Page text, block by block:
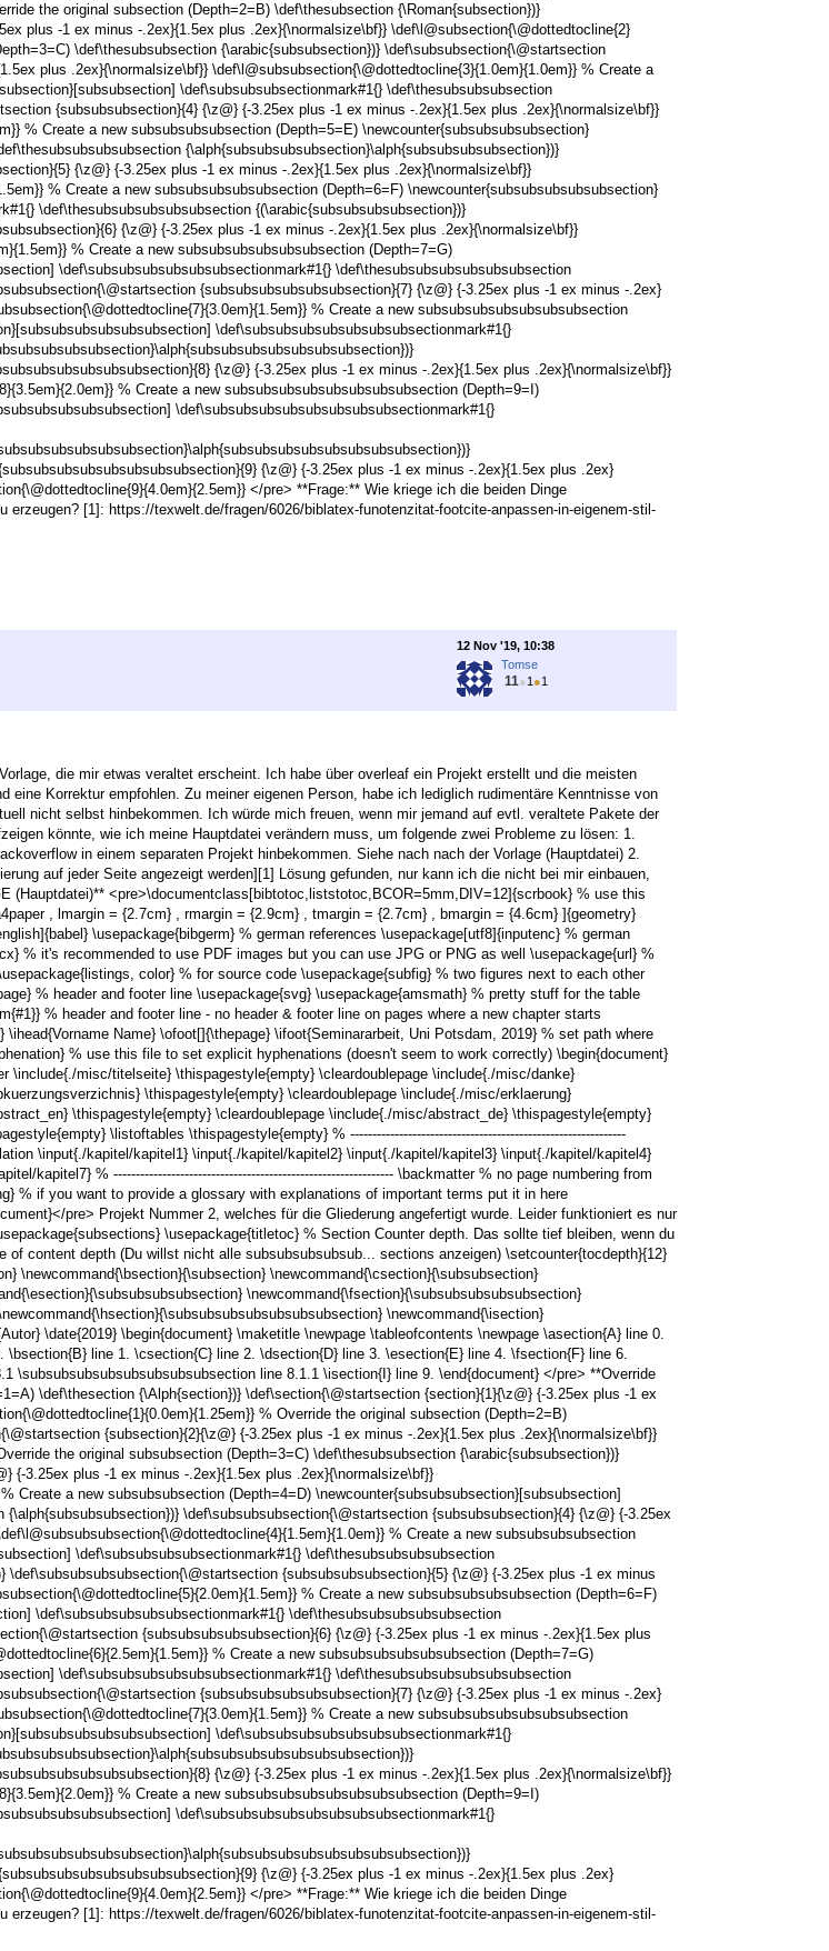
the original subsection (Depth=2=B) \def\thesubsection {\Roman{subsection})}
plus -1 ex minus -.2ex}{1.5ex plus .2ex}{\normalsize\bf}} \def\l@subsection{\@dottedtocline{2}
\def\thesubsubsection {\arabic{subsubsection})} \def\subsubsection{\@startsection
plus .2ex}{\normalsize\bf}} \def\l@subsubsection{\@dottedtocline{3}{1.0em}{1.0em}} % Create a
\def\subsubsubsectionmark#1{} \def\thesubsubsubsection
{subsubsubsection}{4} {\z@} {-3.25ex plus -1 ex minus -.2ex}{1.5ex plus .2ex}{\normalsize\bf}}
% Create a new subsubsubsubsection (Depth=5=E) \newcounter{subsubsubsubsection}
{\alph{subsubsubsubsection}\alph{subsubsubsubsection})}
{\z@} {-3.25ex plus -1 ex minus -.2ex}{1.5ex plus .2ex}{\normalsize\bf}}
% Create a new subsubsubsubsubsection (Depth=6=F) \newcounter{subsubsubsubsubsection}
\def\thesubsubsubsubsubsection {(\arabic{subsubsubsubsection})}
{\z@} {-3.25ex plus -1 ex minus -.2ex}{1.5ex plus .2ex}{\normalsize\bf}}
% Create a new subsubsubsubsubsubsection (Depth=7=G)
\def\subsubsubsubsubsubsectionmark#1{} \def\thesubsubsubsubsubsubsection
{subsubsubsubsubsubsection}{7} {\z@} {-3.25ex plus -1 ex minus -.2ex}
% Create a new subsubsubsubsubsubsubsection
\def\subsubsubsubsubsubsubsectionmark#1{}
{\z@} {-3.25ex plus -1 ex minus -.2ex}{1.5ex plus .2ex}{\normalsize\bf}}
% Create a new subsubsubsubsubsubsubsubsection (Depth=9=I)
\def\subsubsubsubsubsubsubsubsectionmark#1{}
{\z@} {-3.25ex plus -1 ex minus -.2ex}{1.5ex plus .2ex}
</pre> **Frage:** Wie kriege ich die beiden Dinge
erzeugen? [1]: https://texwelt.de/fragen/6026/biblatex-funotenzitat-footcite-anpassen-in-eigenem-stil-
12 Nov '19, 10:38
Tomse
11●1 ●1
die mir etwas veraltet erscheint. Ich habe über overleaf ein Projekt erstellt und die meisten
eine Korrektur empfohlen. Zu meiner eigenen Person, habe ich lediglich rudimentäre Kenntnisse von
nicht selbst hinbekommen. Ich würde mich freuen, wenn mir jemand auf evtl. veraltete Pakete der
könnte, wie ich meine Hauptdatei verändern muss, um folgende zwei Probleme zu lösen: 1.
in einem separaten Projekt hinbekommen. Siehe nach nach der Vorlage (Hauptdatei) 2.
auf jeder Seite angezeigt werden][1] Lösung gefunden, nur kann ich die nicht bei mir einbauen,
(Hauptdatei)** <pre>\documentclass[bibtotoc,liststotoc,BCOR=5mm,DIV=12]{scrbook} % use this
, lmargin = {2.7cm} , rmargin = {2.9cm} , tmargin = {2.7cm} , bmargin = {4.6cm} ]{geometry}
\usepackage{bibgerm} % german references \usepackage[utf8]{inputenc} % german
% it's recommended to use PDF images but you can use JPG or PNG as well \usepackage{url} %
color} % for source code \usepackage{subfig} % two figures next to each other
% header and footer line \usepackage{svg} \usepackage{amsmath} % pretty stuff for the table
% header and footer line - no header & footer line on pages where a new chapter starts
Name} \ofoot[]{\thepage} \ifoot{Seminararbeit, Uni Potsdam, 2019} % set path where
% use this file to set explicit hyphenations (doesn't seem to work correctly) \begin{document}
\include{./misc/titelseite} \thispagestyle{empty} \cleardoublepage \include{./misc/danke}
\thispagestyle{empty} \cleardoublepage \include{./misc/erklaerung}
\thispagestyle{empty} \cleardoublepage \include{./misc/abstract_de} \thispagestyle{empty}
\listoftables \thispagestyle{empty} % --------------------------------------------------------------
\input{./kapitel/kapitel1} \input{./kapitel/kapitel2} \input{./kapitel/kapitel3} \input{./kapitel/kapitel4}
kapitel7} % --------------------------------------------------------------- \backmatter % no page numbering from
% if you want to provide a glossary with explanations of important terms put it in here
pre> Projekt Nummer 2, welches für die Gliederung angefertigt wurde. Leider funktioniert es nur
\usepackage{titletoc} % Section Counter depth. Das sollte tief bleiben, wenn du
of content depth (Du willst nicht alle subsubsubsubsub... sections anzeigen) \setcounter{tocdepth}{12}
\newcommand{\bsection}{\subsection} \newcommand{\csection}{\subsubsection}
\newcommand{\fsection}{\subsubsubsubsubsection}
\newcommand{\isection}
\date{2019} \begin{document} \maketitle \newpage \tableofcontents \newpage \asection{A} line 0.
line 1. \csection{C} line 2. \dsection{D} line 3. \esection{E} line 4. \fsection{F} line 6.
\subsubsubsubsubsubsubsubsection line 8.1.1 \isection{I} line 9. \end{document} </pre> **Override
\def\thesection {\Alph{section})} \def\section{\@startsection {section}{1}{\z@} {-3.25ex plus -1 ex
% Override the original subsection (Depth=2=B)
{subsection}{2}{\z@} {-3.25ex plus -1 ex minus -.2ex}{1.5ex plus .2ex}{\normalsize\bf}}
the original subsubsection (Depth=3=C) \def\thesubsubsection {\arabic{subsubsection})}
{-3.25ex plus -1 ex minus -.2ex}{1.5ex plus .2ex}{\normalsize\bf}}
Create a new subsubsubsection (Depth=4=D) \newcounter{subsubsubsection}[subsubsection]
\def\subsubsubsection{\@startsection {subsubsubsection}{4} {\z@} {-3.25ex
% Create a new subsubsubsubsection
\def\subsubsubsubsectionmark#1{} \def\thesubsubsubsubsection
\def\subsubsubsubsection{\@startsection {subsubsubsubsection}{5} {\z@} {-3.25ex plus -1 ex minus
% Create a new subsubsubsubsubsection (Depth=6=F)
\def\subsubsubsubsubsectionmark#1{} \def\thesubsubsubsubsubsection
{subsubsubsubsubsection}{6} {\z@} {-3.25ex plus -1 ex minus -.2ex}{1.5ex plus
% Create a new subsubsubsubsubsubsection (Depth=7=G)
\def\subsubsubsubsubsubsectionmark#1{} \def\thesubsubsubsubsubsubsection
{subsubsubsubsubsubsection}{7} {\z@} {-3.25ex plus -1 ex minus -.2ex}
% Create a new subsubsubsubsubsubsubsection
\def\subsubsubsubsubsubsubsectionmark#1{}
{\z@} {-3.25ex plus -1 ex minus -.2ex}{1.5ex plus .2ex}{\normalsize\bf}}
% Create a new subsubsubsubsubsubsubsubsection (Depth=9=I)
\def\subsubsubsubsubsubsubsubsectionmark#1{}
{\z@} {-3.25ex plus -1 ex minus -.2ex}{1.5ex plus .2ex}
</pre> **Frage:** Wie kriege ich die beiden Dinge
erzeugen? [1]: https://texwelt.de/fragen/6026/biblatex-funotenzitat-footcite-anpassen-in-eigenem-stil-